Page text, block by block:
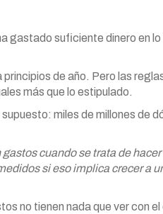
gastado suficiente dinero en lo
de año. Pero las
más que lo estipulado.
miles de millones de
cuando se trata de
si eso implica crecer a
no tienen nada que ver con